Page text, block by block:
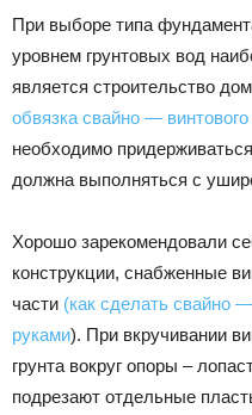
При выборе типа
уровнем грунтовых вод
является строительство
обвязка свайно —
необходимо
должна выполняться с
Хорошо зарекомендовали
конструкции, снабженные
части (как сделать свайно
руками). При вкручивании
грунта вокруг опоры –
подрезают отдельные